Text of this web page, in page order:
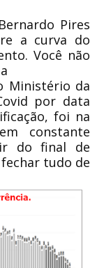
Pires
a curva do
Você não
Ministério da
por data
foi na
constante
do final de
tudo de